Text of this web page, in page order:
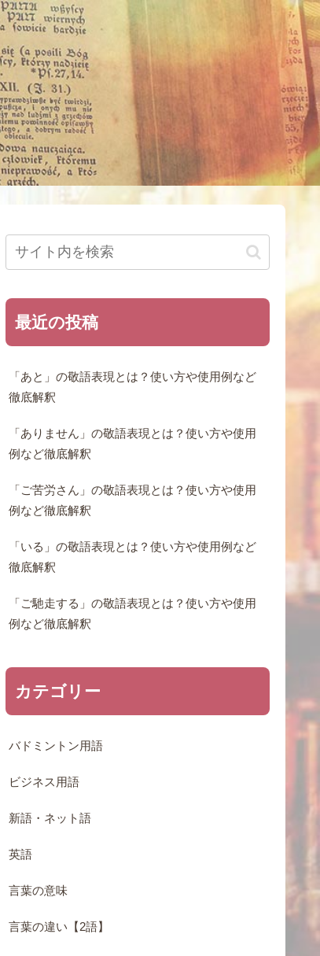
最近の投稿
「あと」の敬語表現とは？使い方や使用例など
徹底解釈
「ありません」の敬語表現とは？使い方や使用
例など徹底解釈
「ご苦労さん」の敬語表現とは？使い方や使用
例など徹底解釈
「いる」の敬語表現とは？使い方や使用例など
徹底解釈
「ご馳走する」の敬語表現とは？使い方や使用
例など徹底解釈
カテゴリー
バドミントン用語
ビジネス用語
新語・ネット語
英語
言葉の意味
言葉の違い【2語】